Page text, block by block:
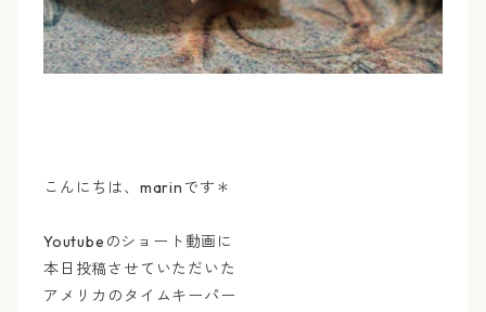
こんにちは、marinです＊
Youtubeのショート動画に
本日投稿させていただいた
アメリカのタイムキーパー